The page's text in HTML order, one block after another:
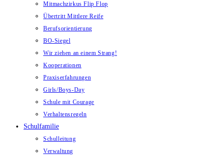
Mitmachzirkus Flip Flop
Übertritt Mittlere Reife
Berufsorientierung
BO-Siegel
Wir ziehen an einem Strang!
Kooperationen
Praxiserfahrungen
Girls/Boys-Day
Schule mit Courage
Verhaltensregeln
Schulfamilie
Schulleitung
Verwaltung